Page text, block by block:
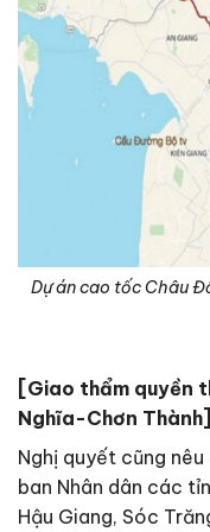
Dự án cao tốc Châu
[Giao thẩm quyền
Nghĩa-Chơn Thành]
Nghị quyết cũng
ban Nhân dân các
Hậu Giang, Sóc